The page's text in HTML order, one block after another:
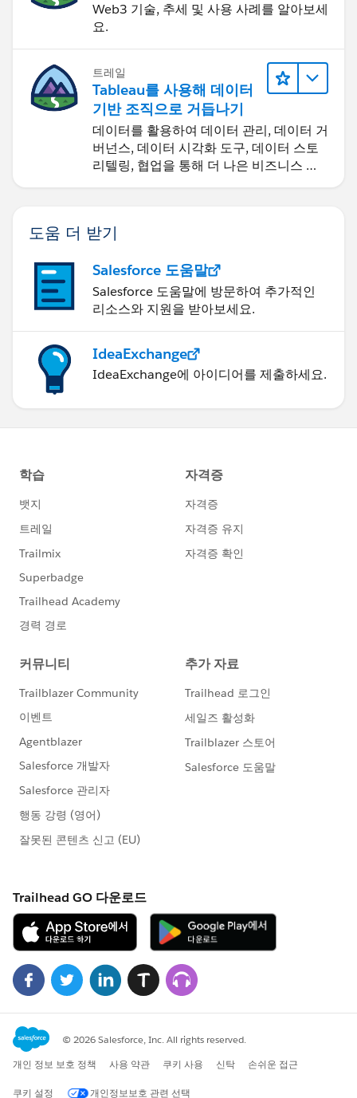
Web3 기술, 추세 및 사용 사례를 알아보세
요.
트레일
Tableau를 사용해 데이터
기반 조직으로 거듭나기
데이터를 활용하여 데이터 관리, 데이터 거
버넌스, 데이터 시각화 도구, 데이터 스토
리텔링, 협업을 통해 더 나은 비즈니스 성
과를 달성하세요.
도움 더 받기
Salesforce 도움말
Salesforce 도움말에 방문하여 추가적인
리소스와 지원을 받아보세요.
IdeaExchange
IdeaExchange에 아이디어를 제출하세요.